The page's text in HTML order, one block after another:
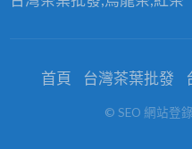
首頁 台灣茶葉批發
© SEO 網站登